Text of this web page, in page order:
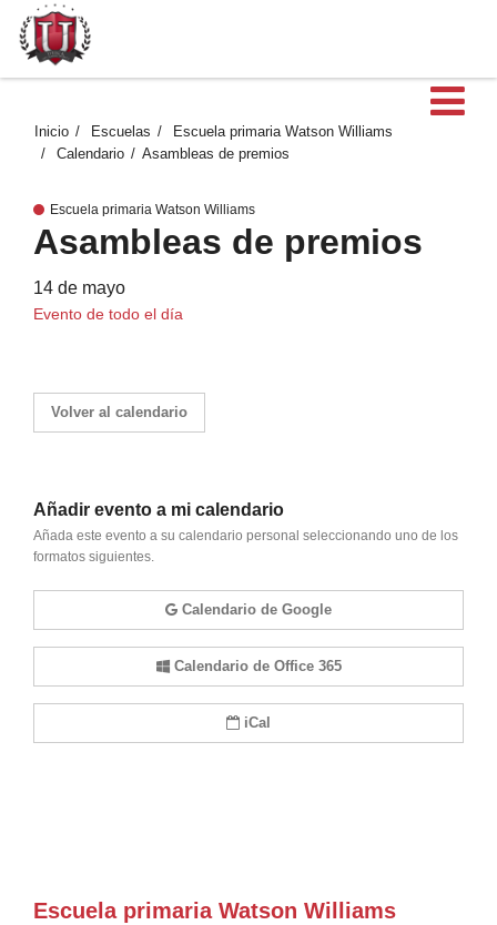
Inicio Escuelas
Escuela primaria Watson Williams
Calendario
Asambleas de premios
Escuela primaria Watson Williams
Asambleas de premios
14 de mayo
Evento de todo el día
Volver al calendario
Añadir evento a mi calendario
Añada este evento a su calendario personal seleccionando uno de los
formatos siguientes.
Calendario de Google
Calendario de Office 365
iCal
Escuela primaria Watson Williams